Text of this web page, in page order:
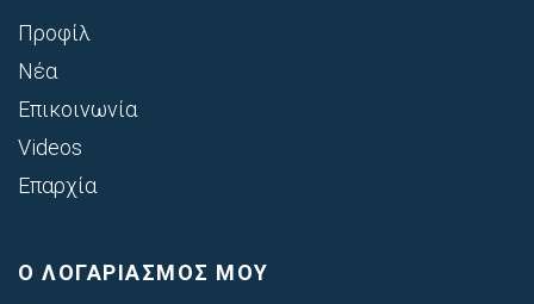
Προφίλ
Νέα
Επικοινωνία
Videos
Επαρχία
Ο ΛΟΓΑΡΙΑΣΜΟΣ ΜΟΥ